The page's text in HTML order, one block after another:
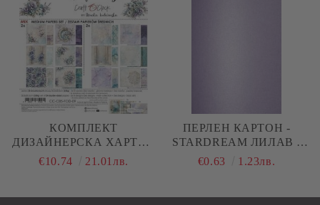
КОМПЛЕКТ
ДИЗАЙНЕРСКА ХАРТИЯ
- FLOWERS OF DELIGHT
€10.74 21.01лв.
ПЕРЛЕН КАРТОН -
STARDREAM ЛИЛАВ -
A4 - 285 G/M²
€0.63 1.23лв.